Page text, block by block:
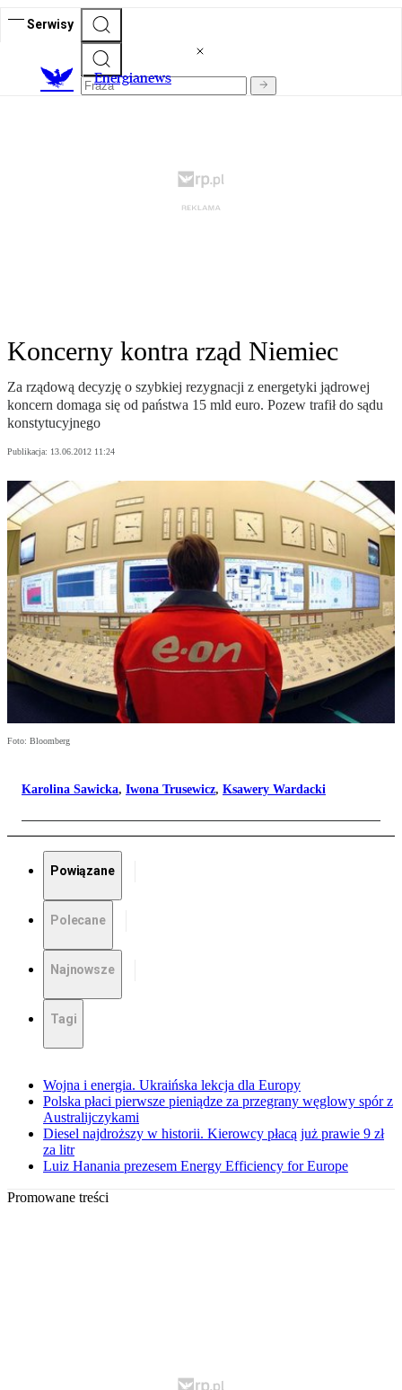
Serwisy
Energianews
Koncerny kontra rząd Niemiec
Za rządową decyzję o szybkiej rezygnacji z energetyki jądrowej
koncern domaga się od państwa 15 mld euro. Pozew trafił do sądu
konstytucyjnego
Publikacja: 13.06.2012 11:24
Foto: Bloomberg
Karolina Sawicka, Iwona Trusewicz, Ksawery Wardacki
Powiązane
Polecane
Najnowsze
Tagi
Wojna i energia. Ukraińska lekcja dla Europy
Polska płaci pierwsze pieniądze za przegrany węglowy spór z
Australijczykami
Diesel najdroższy w historii. Kierowcy płacą już prawie 9 zł
za litr
Luiz Hanania prezesem Energy Efficiency for Europe
Promowane treści